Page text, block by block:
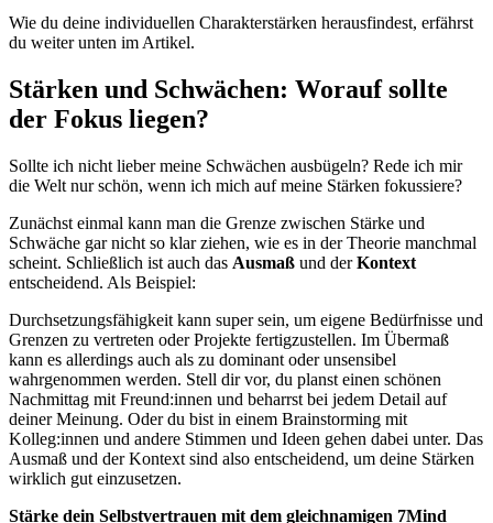
Wie du deine individuellen Charakterstärken herausfindest, erfährst
du weiter unten im Artikel.
Stärken und Schwächen: Worauf sollte
der Fokus liegen?
Sollte ich nicht lieber meine Schwächen ausbügeln? Rede ich mir
die Welt nur schön, wenn ich mich auf meine Stärken fokussiere?
Zunächst einmal kann man die Grenze zwischen Stärke und
Schwäche gar nicht so klar ziehen, wie es in der Theorie manchmal
scheint. Schließlich ist auch das Ausmaß und derKontext
entscheidend. Als Beispiel:
Durchsetzungsfähigkeit kann super sein, um eigene Bedürfnisse und
Grenzen zu vertreten oder Projekte fertigzustellen. Im Übermaß
kann es allerdings auch als zu dominant oder unsensibel
wahrgenommen werden. Stell dir vor, du planst einen schönen
Nachmittag mit Freund:innen und beharrst bei jedem Detail auf
deiner Meinung. Oder du bist in einem Brainstorming mit
Kolleg:innen und andere Stimmen und Ideen gehen dabei unter. Das
Ausmaß und der Kontext sind also entscheidend, um deine Stärken
wirklich gut einzusetzen.
Stärke dein Selbstvertrauen mit dem gleichnamigen 7Mind